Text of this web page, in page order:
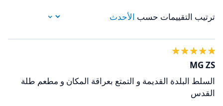
ترتيب التقييمات حسب
MG ZS
السلط البلدة القديمة و التمتع بعراقة المكان و مطعم طلة
القدس